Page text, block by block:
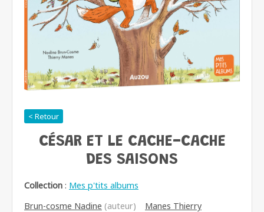
< Retour
CÉSAR ET LE CACHE-CACHE
DES SAISONS
Collection : Mes p'tits albums
Brun-cosme Nadine (auteur)
Manes Thierry